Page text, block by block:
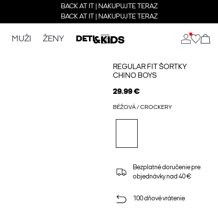
BACK AT IT | NAKUPUJTE TERAZ
BACK AT IT | NAKUPUJTE TERAZ
MUŽI ŽENY DETI
REGULAR FIT ŠORTKY
CHINO BOYS
29.99 €
BÉŽOVÁ / CROCKERY
Bezplatné doručenie pre
objednávky nad 40 €
100 dňové vrátenie